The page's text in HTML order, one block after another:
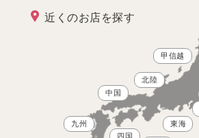
近くのお店を探す
甲信越
北陸
東海
中国
四国
九州